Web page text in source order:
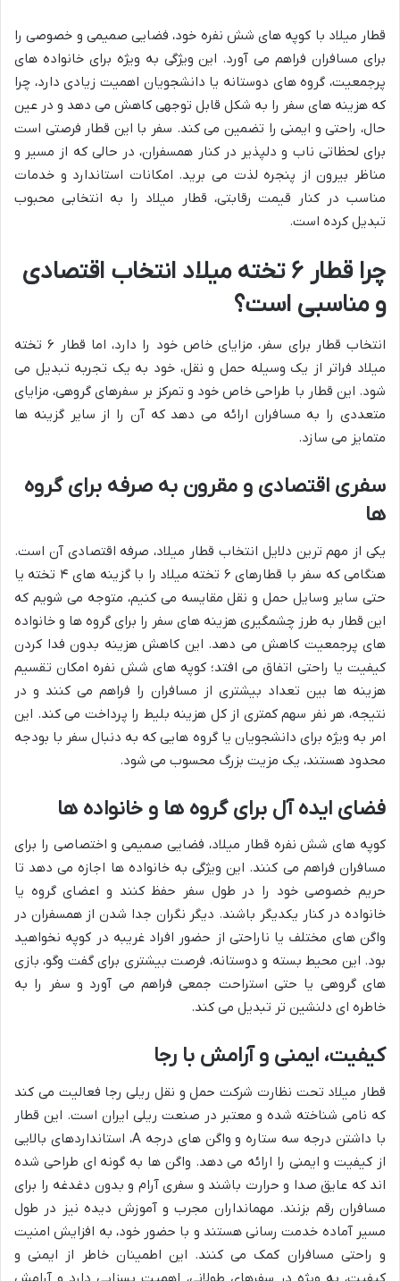
قطار میلاد با کوپه های شش نفره خود، فضایی صمیمی و خصوصی را
برای مسافران فراهم می آورد. این ویژگی به ویژه برای خانواده های
پرجمعیت، گروه های دوستانه یا دانشجویان اهمیت زیادی دارد، چرا
که هزینه های سفر را به شکل قابل توجهی کاهش می دهد و در عین
حال، راحتی و ایمنی را تضمین می کند. سفر با این قطار فرصتی است
برای لحظاتی ناب و دلپذیر در کنار همسفران، در حالی که از مسیر و
مناظر بیرون از پنجره لذت می برید. امکانات استاندارد و خدمات
مناسب در کنار قیمت رقابتی، قطار میلاد را به انتخابی محبوب
تبدیل کرده است.
چرا قطار ۶ تخته میلاد انتخاب اقتصادی
و مناسبی است؟
انتخاب قطار برای سفر، مزایای خاص خود را دارد، اما قطار ۶ تخته
میلاد فراتر از یک وسیله حمل و نقل، خود به یک تجربه تبدیل می
شود. این قطار با طراحی خاص خود و تمرکز بر سفرهای گروهی، مزایای
متعددی را به مسافران ارائه می دهد که آن را از سایر گزینه ها
متمایز می سازد.
سفری اقتصادی و مقرون به صرفه برای گروه
ها
یکی از مهم ترین دلایل انتخاب قطار میلاد، صرفه اقتصادی آن است.
هنگامی که سفر با قطارهای ۶ تخته میلاد را با گزینه های ۴ تخته یا
حتی سایر وسایل حمل و نقل مقایسه می کنیم، متوجه می شویم که
این قطار به طرز چشمگیری هزینه های سفر را برای گروه ها و خانواده
های پرجمعیت کاهش می دهد. این کاهش هزینه بدون فدا کردن
کیفیت یا راحتی اتفاق می افتد؛ کوپه های شش نفره امکان تقسیم
هزینه ها بین تعداد بیشتری از مسافران را فراهم می کنند و در
نتیجه، هر نفر سهم کمتری از کل هزینه بلیط را پرداخت می کند. این
امر به ویژه برای دانشجویان یا گروه هایی که به دنبال سفر با بودجه
محدود هستند، یک مزیت بزرگ محسوب می شود.
فضای ایده آل برای گروه ها و خانواده ها
کوپه های شش نفره قطار میلاد، فضایی صمیمی و اختصاصی را برای
مسافران فراهم می کنند. این ویژگی به خانواده ها اجازه می دهد تا
حریم خصوصی خود را در طول سفر حفظ کنند و اعضای گروه یا
خانواده در کنار یکدیگر باشند. دیگر نگران جدا شدن از همسفران در
واگن های مختلف یا ناراحتی از حضور افراد غریبه در کوپه نخواهید
بود. این محیط بسته و دوستانه، فرصت بیشتری برای گفت وگو، بازی
های گروهی یا حتی استراحت جمعی فراهم می آورد و سفر را به
خاطره ای دلنشین تر تبدیل می کند.
کیفیت، ایمنی و آرامش با رجا
قطار میلاد تحت نظارت شرکت حمل و نقل ریلی رجا فعالیت می کند
که نامی شناخته شده و معتبر در صنعت ریلی ایران است. این قطار
با داشتن درجه سه ستاره و واگن های درجه A، استانداردهای بالایی
از کیفیت و ایمنی را ارائه می دهد. واگن ها به گونه ای طراحی شده
اند که عایق صدا و حرارت باشند و سفری آرام و بدون دغدغه را برای
مسافران رقم بزنند. مهمانداران مجرب و آموزش دیده نیز در طول
مسیر آماده خدمت رسانی هستند و با حضور خود، به افزایش امنیت
و راحتی مسافران کمک می کنند. این اطمینان خاطر از ایمنی و